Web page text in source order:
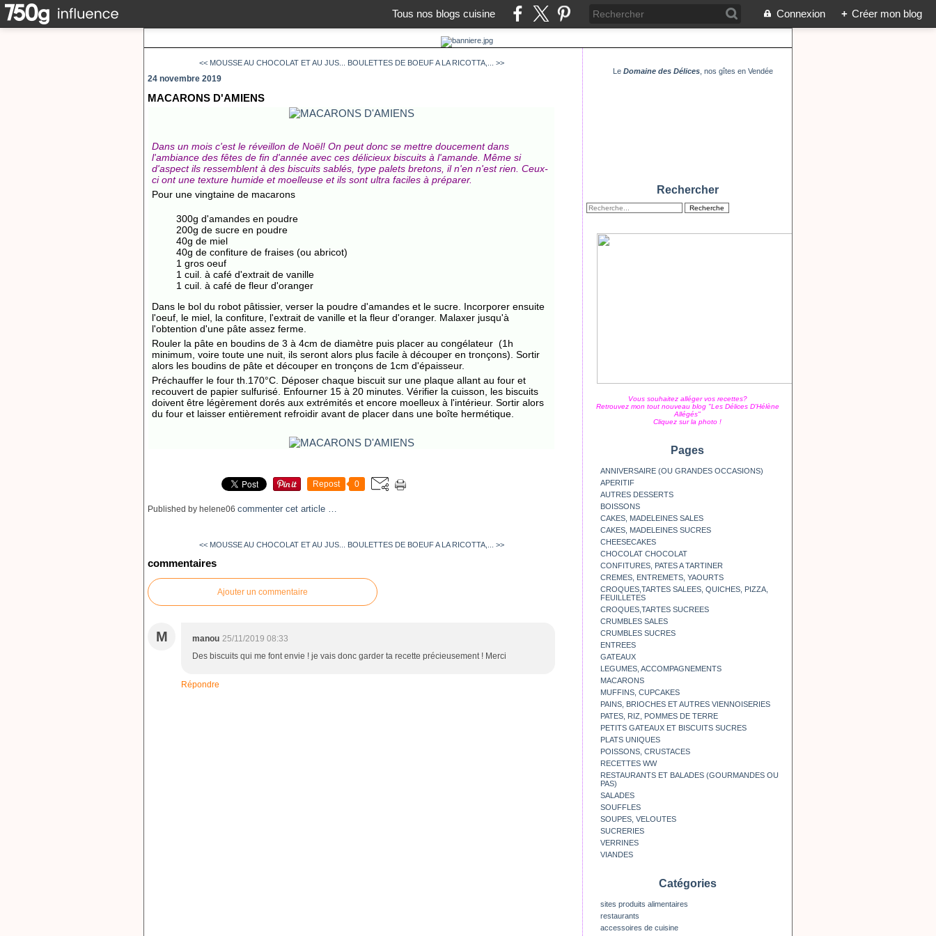
Tous nos blogs cuisine Connexion + Créer mon blog
<< MOUSSE AU CHOCOLAT ET AU JUS... BOULETTES DE BOEUF A LA RICOTTA,... >>
24 novembre 2019
MACARONS D'AMIENS
Dans un mois c'est le réveillon de Noël! On peut donc se mettre doucement dans
l'ambiance des fêtes de fin d'année avec ces délicieux biscuits à l'amande. Même si
d'aspect ils ressemblent à des biscuits sablés, type palets bretons, il n'en n'est rien. Ceux-
ci ont une texture humide et moelleuse et ils sont ultra faciles à préparer.
Pour une vingtaine de macarons
300g d'amandes en poudre
200g de sucre en poudre
40g de miel
40g de confiture de fraises (ou abricot)
1 gros oeuf
1 cuil. à café d'extrait de vanille
1 cuil. à café de fleur d'oranger
Dans le bol du robot pâtissier, verser la poudre d'amandes et le sucre. Incorporer ensuite
l'oeuf, le miel, la confiture, l'extrait de vanille et la fleur d'oranger. Malaxer jusqu'à
l'obtention d'une pâte assez ferme.
Rouler la pâte en boudins de 3 à 4cm de diamètre puis placer au congélateur (1h
minimum, voire toute une nuit, ils seront alors plus facile à découper en tronçons). Sortir
alors les boudins de pâte et découper en tronçons de 1cm d'épaisseur.
Préchauffer le four th.170°C. Déposer chaque biscuit sur une plaque allant au four et
recouvert de papier sulfurisé. Enfourner 15 à 20 minutes. Vérifier la cuisson, les biscuits
doivent être légèrement dorés aux extrémités et encore moelleux à l'intérieur. Sortir alors
du four et laisser entièrement refroidir avant de placer dans une boîte hermétique.
Repost 0
Published by helene06 commenter cet article …
<< MOUSSE AU CHOCOLAT ET AU JUS... BOULETTES DE BOEUF A LA RICOTTA,... >>
commentaires
Ajouter un commentaire
M manou 25/11/2019 08:33
Des biscuits qui me font envie ! je vais donc garder ta recette précieusement ! Merci
Répondre
Le Domaine des Délices, nos gîtes en Vendée
Rechercher
Vous souhaitez alléger vos recettes?
Retrouvez mon tout nouveau blog "Les Délices D'Hélène
Allégés"
Cliquez sur la photo !
Pages
ANNIVERSAIRE (OU GRANDES OCCASIONS)
APERITIF
AUTRES DESSERTS
BOISSONS
CAKES, MADELEINES SALES
CAKES, MADELEINES SUCRES
CHEESECAKES
CHOCOLAT CHOCOLAT
CONFITURES, PATES A TARTINER
CREMES, ENTREMETS, YAOURTS
CROQUES,TARTES SALEES, QUICHES, PIZZA,
FEUILLETES
CROQUES,TARTES SUCREES
CRUMBLES SALES
CRUMBLES SUCRES
ENTREES
GATEAUX
LEGUMES, ACCOMPAGNEMENTS
MACARONS
MUFFINS, CUPCAKES
PAINS, BRIOCHES ET AUTRES VIENNOISERIES
PATES, RIZ, POMMES DE TERRE
PETITS GATEAUX ET BISCUITS SUCRES
PLATS UNIQUES
POISSONS, CRUSTACES
RECETTES WW
RESTAURANTS ET BALADES (GOURMANDES OU
PAS)
SALADES
SOUFFLES
SOUPES, VELOUTES
SUCRERIES
VERRINES
VIANDES
Catégories
sites produits alimentaires
restaurants
accessoires de cuisine